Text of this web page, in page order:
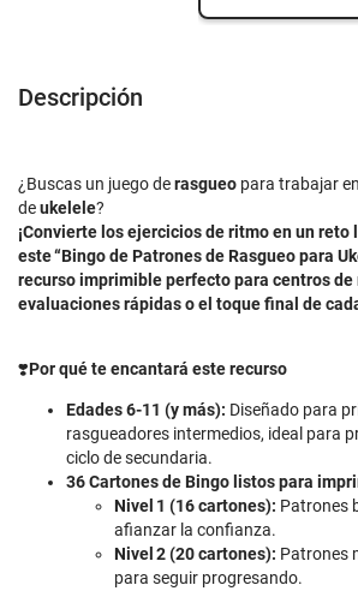
Descripción
¿Buscas un juego derasgueo para trabajar
deukelele?
¡Convierte los ejercicios de ritmo en un reto
este “Bingo de Patrones de Rasgueo para
recurso imprimible perfecto para centros de
evaluaciones rápidas o el toque final de
❣️Por qué te encantará este recurso
Edades 6‑11 (y más): Diseñado para
rasgueadores intermedios, ideal para
ciclo de secundaria.
36 Cartones de Bingo listos para
Nivel 1 (16 cartones): Patrones
afianzar la confianza.
Nivel 2 (20 cartones): Patrones
para seguir progresando.